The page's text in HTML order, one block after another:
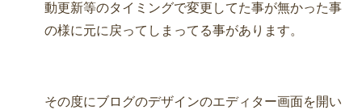
動更新等のタイミングで変更してた事が無かった事
の様に元に戻ってしまってる事があります。
その度にブログのデザインのエディター画面を開い